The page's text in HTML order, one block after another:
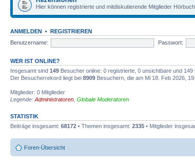
Hier können registrierte und mitdiskutierende Mitglieder
ANMELDEN • REGISTRIEREN
Benutzername:
Passwort:
WER IST ONLINE?
Insgesamt sind 149 Besucher online: 0 registrierte, 0 unsichtbare und
Der Besucherrekord liegt bei 8909 Besuchern, die am Mi 18. Feb 2026,
Mitglieder: 0 Mitglieder
Legende: Administratoren Globale Moderatoren
STATISTIK
Beiträge insgesamt: 68172 • Themen insgesamt: 2335 • Mitglieder
Foren-Übersicht